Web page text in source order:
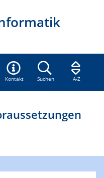
Kontakt Suchen A-Z